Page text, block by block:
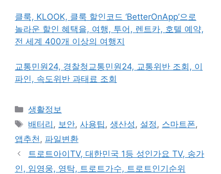
클룩, KLOOK, 클룩 할인코드 ‘BetterOnApp’으로
놀라운 할인 혜택을, 여행, 투어, 렌트카, 호텔 예약,
전 세계 400개 이상의 여행지
교통민원24, 경찰청교통민원24, 교통위반 조회, 이
파인, 속도위반 과태료 조회
카
테
고
리
생활정보
태
그
배터리 , 보안,사용팁 ,생산성 , 설정 , 스마트폰,
앱추천 , 파일변환
트로트아이TV, 대한민국 1등 성인가요 TV, 송가
인, 임영웅, 영탁, 트로트가수, 트로트인기순위